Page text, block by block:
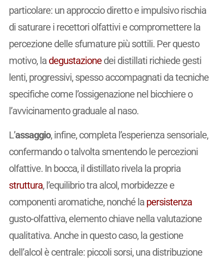
particolare: un approccio diretto e impulsivo rischia
di saturare i recettori olfattivi e compromettere la
percezione delle sfumature più sottili. Per questo
motivo, la degustazionedei distillati richiede gesti
lenti, progressivi, spesso accompagnati da tecniche
specifiche come l’ossigenazione nel bicchiere o
l’avvicinamento graduale al naso.
L’assaggio, infine, completa l’esperienza sensoriale,
confermando o talvolta smentendo le percezioni
olfattive. In bocca, il distillato rivela la propria
struttura, l’equilibrio tra alcol, morbidezze e
componenti aromatiche, nonché la persistenza
gusto-olfattiva, elemento chiave nella valutazione
qualitativa. Anche in questo caso, la gestione
dell’alcol è centrale: piccoli sorsi, una distribuzione